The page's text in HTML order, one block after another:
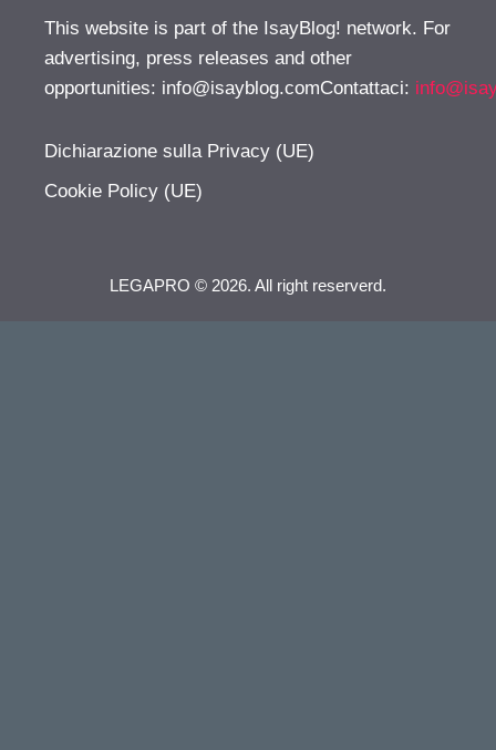
This website is part of the IsayBlog! network. For
advertising, press releases and other
opportunities: info@isayblog.comContattaci:
Dichiarazione sulla Privacy (UE)
Cookie Policy (UE)
LEGAPRO © 2026. All right reserverd.